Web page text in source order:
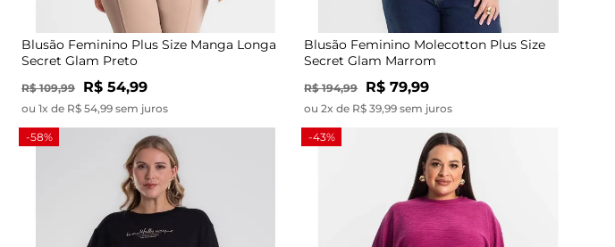
Blusão Feminino Plus Size Manga Longa
Secret Glam Preto
R$ 109,99 R$ 54,99
ou 1x de R$ 54,99 sem juros
Blusão Feminino Molecotton Plus Size
Secret Glam Marrom
R$ 194,99 R$ 79,99
ou 2x de R$ 39,99 sem juros
-58% -43%